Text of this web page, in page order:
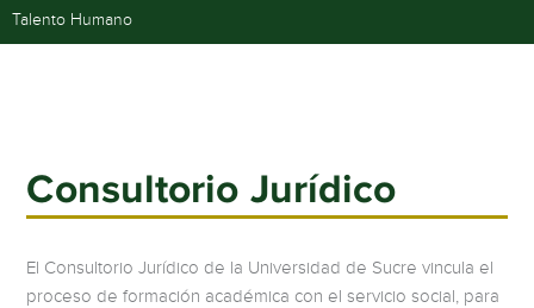
Talento Humano
Consultorio Jurídico
El Consultorio Jurídico de la Universidad de Sucre vincula el
proceso de formación académica con el servicio social, para